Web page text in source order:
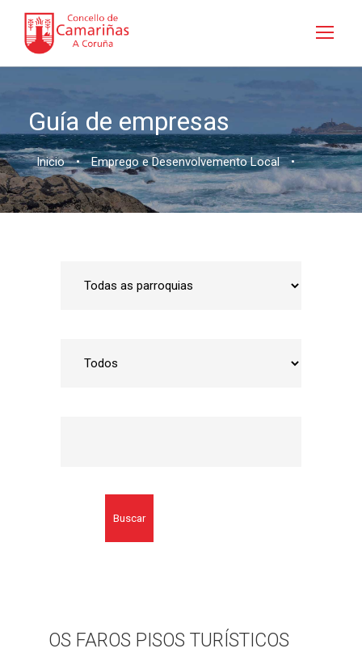
Guía de empresas
Inicio • Emprego e Desenvolvemento Local •
Buscar
OS FAROS PISOS TURÍSTICOS